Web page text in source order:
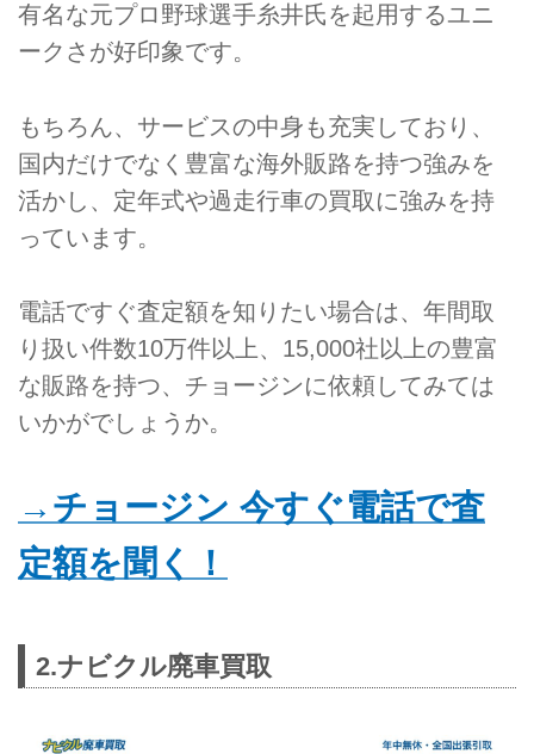
有名な元プロ野球選手糸井氏を起用するユニ
ークさが好印象です。
もちろん、サービスの中身も充実しており、
国内だけでなく豊富な海外販路を持つ強みを
活かし、定年式や過走行車の買取に強みを持
っています。
電話ですぐ査定額を知りたい場合は、年間取
り扱い件数10万件以上、15,000社以上の豊富
な販路を持つ、チョージンに依頼してみては
いかがでしょうか。
→チョージン 今すぐ電話で査
定額を聞く！
2.ナビクル廃車買取